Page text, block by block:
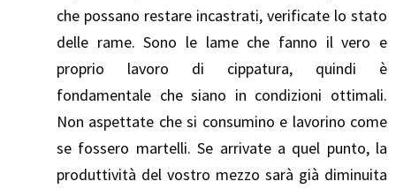
che possano restare incastrati, verificate lo stato
delle rame. Sono le lame che fanno il vero e
proprio lavoro di cippatura, quindi è
fondamentale che siano in condizioni ottimali.
Non aspettate che si consumino e lavorino come
se fossero martelli. Se arrivate a quel punto, la
produttività del vostro mezzo sarà già diminuita